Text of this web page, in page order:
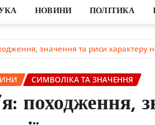
НОВИНИ ПОЛІТИКА
значення та риси характеру
СИМВОЛІКА ТА ЗНАЧЕННЯ
походження,